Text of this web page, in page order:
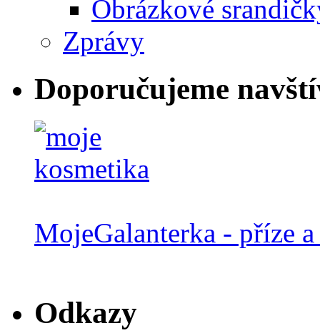
Obrázkové
Zprávy
Doporučujeme
MojeGalanterka - příze
Odkazy